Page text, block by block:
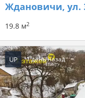
Ждановичи, ул.
19.8 м2
UP 1 день назад